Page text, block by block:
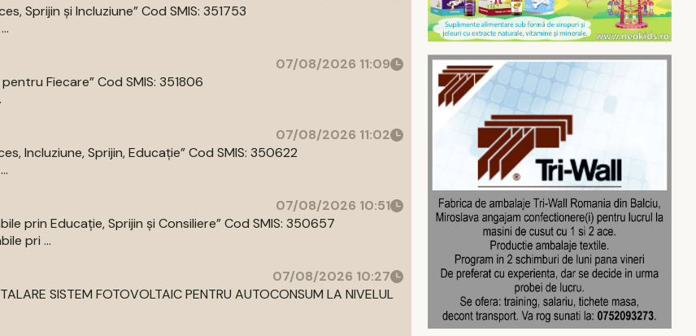
Sprijin și Incluziune” Cod SMIS: 351753
07/08/2026 11:09
Fiecare” Cod SMIS: 351806
07/08/2026 11:02
Incluziune, Sprijin, Educație” Cod SMIS: 350622
07/08/2026 10:51
prin Educație, Sprijin și Consiliere” Cod SMIS: 350657
pri ...
07/08/2026 10:27
SISTEM FOTOVOLTAIC PENTRU AUTOCONSUM LA NIVELUL